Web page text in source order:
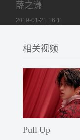
薛之谦
2019-01-21 16:11
相关视频
Pull Up